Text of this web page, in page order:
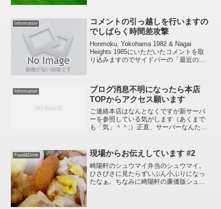
してしまいました、スミマセン。このと
ころ支店（ブ...
Information
コメントの引っ越しを行いますの
でしばらく時間差攻撃
Honmoku, Yokohama 1982 & Nagai
Heights 1985にいただいたコメントを取
り込みますのでサイドバーの「最近のコ
Information
ブログ消息不明になったら本店
TOPからアクセス願います
ご連絡本店はなんとなくですが新サーバ
ーを参照している気がします（あくまで
も「気」＾＾;）正直、サーバーなんたら
タルサーバーを使っているわけですが。
ほぼ一日費やし...
Food&Drink 現場からお伝えしています #2
崎陽軒のシュウマイ弁当のシュウマイ。
ひさびさに見たらずいぶん小ぶりになっ
たなぁ。ちなみに崎陽軒の廉価版シュウ